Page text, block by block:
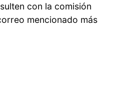
con la comisión
mencionado más